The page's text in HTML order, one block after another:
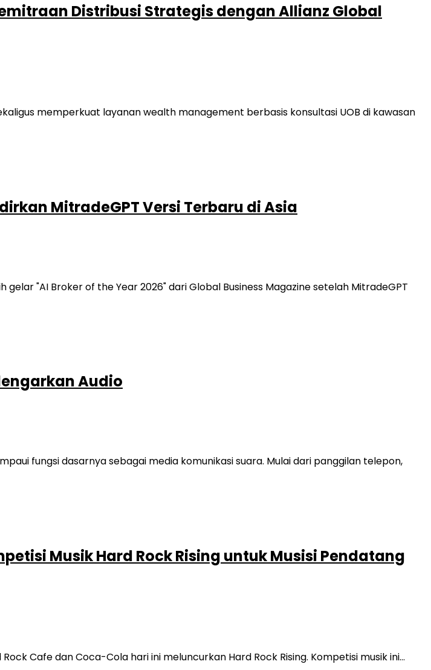
Distribusi Strategis dengan Allianz Global
memperkuat layanan wealth management berbasis konsultasi UOB di kawasan
MitradeGPT Versi Terbaru di Asia
"AI Broker of the Year 2026" dari Global Business Magazine setelah MitradeGPT
Audio
fungsi dasarnya sebagai media komunikasi suara. Mulai dari panggilan telepon,
Musik Hard Rock Rising untuk Musisi Pendatang
Cafe dan Coca-Cola hari ini meluncurkan Hard Rock Rising. Kompetisi musik ini…